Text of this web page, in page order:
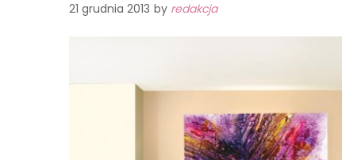
21 grudnia 2013 by redakcja